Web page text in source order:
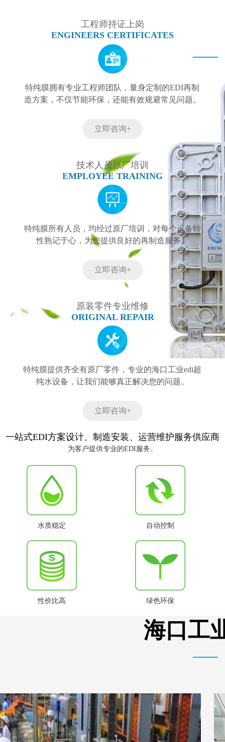
工程师持证上岗
ENGINEERS CERTIFICATES
特纯膜拥有专业工程师团队，量身定制的EDI再制
造方案，不仅节能环保，还能有效规避常见问题。
立即咨询+
技术人员原厂培训
EMPLOYEE TRAINING
特纯膜所有人员，均经过原厂培训，对每个设备特
性熟记于心，为您提供良好的再制造服务。
立即咨询+
原装零件专业维修
ORIGINAL REPAIR
特纯膜提供齐全有原厂零件，专业的海口工业edi超
纯水设备，让我们能够真正解决您的问题。
立即咨询+
一站式EDI方案设计、制造安装、运营维护服务供应商
为客户提供专业的EDI服务。
水质稳定 自动控制
性价比高 绿色环保
海口工